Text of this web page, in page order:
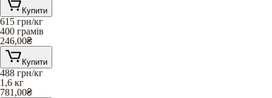
Купити
615 грн/кг
400 грамів
246,00₴
Купити
488 грн/кг
1,6 кг
781,00₴